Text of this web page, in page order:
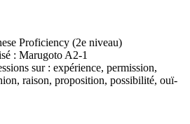
Proficiency (2e niveau)
: Marugoto A2-1
sur : expérience, permission,
raison, proposition, possibilité, ouï-